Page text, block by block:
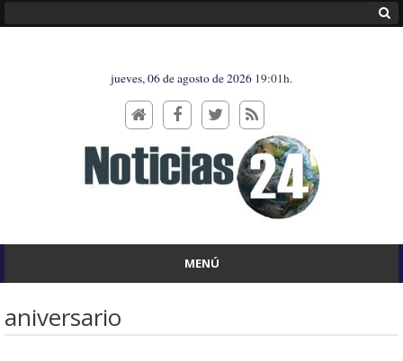
jueves, 06 de agosto de 2026 19:01h.
MENÚ
aniversario